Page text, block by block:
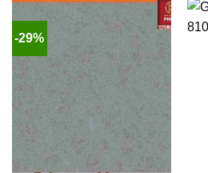
-29%